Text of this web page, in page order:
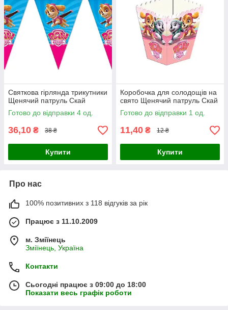
Святкова гірлянда трикутники
Щенячий патруль Скай
Готово до відправки 4 од.
36,10 ₴ 38 ₴
Купити
Коробочка для солодощів на
свято Щенячий патруль Скай
Готово до відправки 1 од.
11,40 ₴ 12 ₴
Купити
Про нас
100% позитивних з 118 відгуків за рік
Працює з 11.10.2009
м. Зміїнець
Зміїнець, Україна
Контакти
Сьогодні працює з 09:00 до 18:00
Показати весь графік роботи